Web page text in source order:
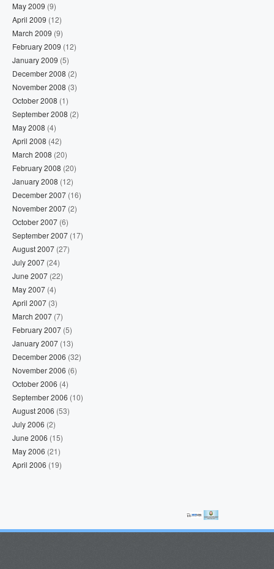
May 2009 (9)
April 2009 (12)
March 2009 (9)
February 2009 (12)
January 2009 (5)
December 2008 (2)
November 2008 (3)
October 2008 (1)
September 2008 (2)
May 2008 (4)
April 2008 (42)
March 2008 (20)
February 2008 (20)
January 2008 (12)
December 2007 (16)
November 2007 (2)
October 2007 (6)
September 2007 (17)
August 2007 (27)
July 2007 (24)
June 2007 (22)
May 2007 (4)
April 2007 (3)
March 2007 (7)
February 2007 (5)
January 2007 (13)
December 2006 (32)
November 2006 (6)
October 2006 (4)
September 2006 (10)
August 2006 (53)
July 2006 (2)
June 2006 (15)
May 2006 (21)
April 2006 (19)